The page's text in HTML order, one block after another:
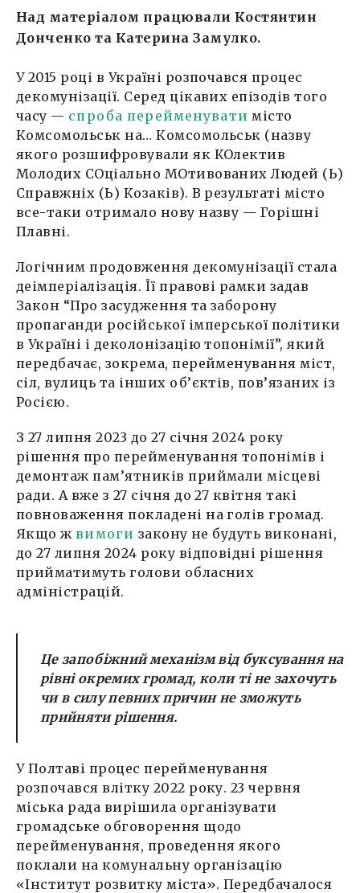
Над матеріалом працювали Костянтин
Донченко та Катерина Замулко.
У 2015 році в Україні розпочався процес
декомунізації. Серед цікавих епізодів того
часу — спроба перейменувати місто
Комсомольськ на… Комсомольськ (назву
якого розшифровували як КОлектив
Молодих СОціально МОтивованих Людей (Ь)
Справжніх (Ь) Козаків). В результаті місто
все-таки отримало нову назву — Горішні
Плавні.
Логічним продовження декомунізації стала
деімперіалізація. Її правові рамки задав
Закон “Про засудження та заборону
пропаганди російської імперської політики
в Україні і деколонізацію топонімії”, який
передбачає, зокрема, перейменування міст,
сіл, вулиць та інших об’єктів, пов’язаних із
Росією.
З 27 липня 2023 до 27 січня 2024 року
рішення про перейменування топонімів і
демонтаж пам’ятників приймали місцеві
ради. А вже з 27 січня до 27 квітня такі
повноваження покладені на голів громад.
Якщо жвимоги закону не будуть виконані,
до 27 липня 2024 року відповідні рішення
прийматимуть голови обласних
адміністрацій.
Це запобіжний механізм від буксування на
рівні окремих громад, коли ті не захочуть
чи в силу певних причин не зможуть
прийняти рішення.
У Полтаві процес перейменування
розпочався влітку 2022 року. 23 червня
міська рада вирішила організувати
громадське обговорення щодо
перейменування, проведення якого
поклали на комунальну організацію
«Інститут розвитку міста». Передбачалося